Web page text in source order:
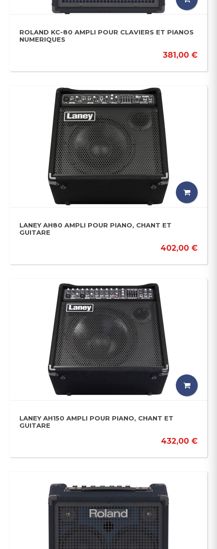
ROLAND KC-80 AMPLI POUR CLAVIERS ET PIANOS
NUMERIQUES
381,00 €
LANEY AH80 AMPLI POUR PIANO, CHANT ET
GUITARE
402,00 €
LANEY AH150 AMPLI POUR PIANO, CHANT ET
GUITARE
432,00 €